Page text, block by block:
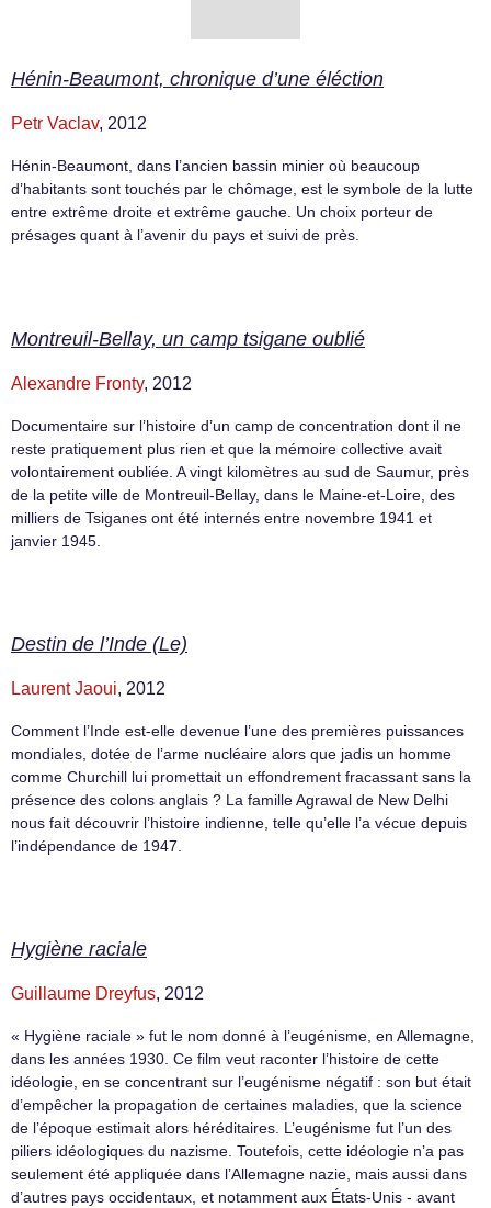
Hénin-Beaumont, chronique d’une éléction
Petr Vaclav, 2012
Hénin-Beaumont, dans l’ancien bassin minier où beaucoup
d’habitants sont touchés par le chômage, est le symbole de la lutte
entre extrême droite et extrême gauche. Un choix porteur de
présages quant à l’avenir du pays et suivi de près.
Montreuil-Bellay, un camp tsigane oublié
Alexandre Fronty, 2012
Documentaire sur l’histoire d’un camp de concentration dont il ne
reste pratiquement plus rien et que la mémoire collective avait
volontairement oubliée. A vingt kilomètres au sud de Saumur, près
de la petite ville de Montreuil-Bellay, dans le Maine-et-Loire, des
milliers de Tsiganes ont été internés entre novembre 1941 et
janvier 1945.
Destin de l’Inde (Le)
Laurent Jaoui, 2012
Comment l’Inde est-elle devenue l’une des premières puissances
mondiales, dotée de l’arme nucléaire alors que jadis un homme
comme Churchill lui promettait un effondrement fracassant sans la
présence des colons anglais ? La famille Agrawal de New Delhi
nous fait découvrir l’histoire indienne, telle qu’elle l’a vécue depuis
l’indépendance de 1947.
Hygiène raciale
Guillaume Dreyfus, 2012
« Hygiène raciale » fut le nom donné à l’eugénisme, en Allemagne,
dans les années 1930. Ce film veut raconter l’histoire de cette
idéologie, en se concentrant sur l’eugénisme négatif : son but était
d’empêcher la propagation de certaines maladies, que la science
de l’époque estimait alors héréditaires. L’eugénisme fut l’un des
piliers idéologiques du nazisme. Toutefois, cette idéologie n’a pas
seulement été appliquée dans l’Allemagne nazie, mais aussi dans
d’autres pays occidentaux, et notamment aux États-Unis - avant